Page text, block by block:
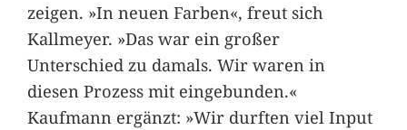
zeigen. »In neuen Farben«, freut sich
Kallmeyer. »Das war ein großer
Unterschied zu damals. Wir waren in
diesen Prozess mit eingebunden.«
Kaufmann ergänzt: »Wir durften viel Input